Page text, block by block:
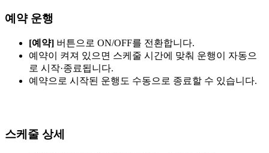
예약 운행
[예약] 버튼으로 ON/OFF를 전환합니다.
예약이 켜져 있으면 스케줄 시간에 맞춰 운행이 자동으
로 시작·종료됩니다.
예약으로 시작된 운행도 수동으로 종료할 수 있습니다.
스케줄 상세